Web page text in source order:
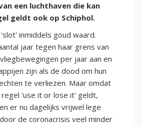
een luchthaven die kan
geldt ook op Schiphol.
inmiddels goud waard.
jaar tegen haar grens van
per jaar aan en
zijn als de dood om hun
te verliezen. Maar omdat
regel 'use it or lose it' geldt,
er nu dagelijks vrijwel lege
de coronacrisis veel minder